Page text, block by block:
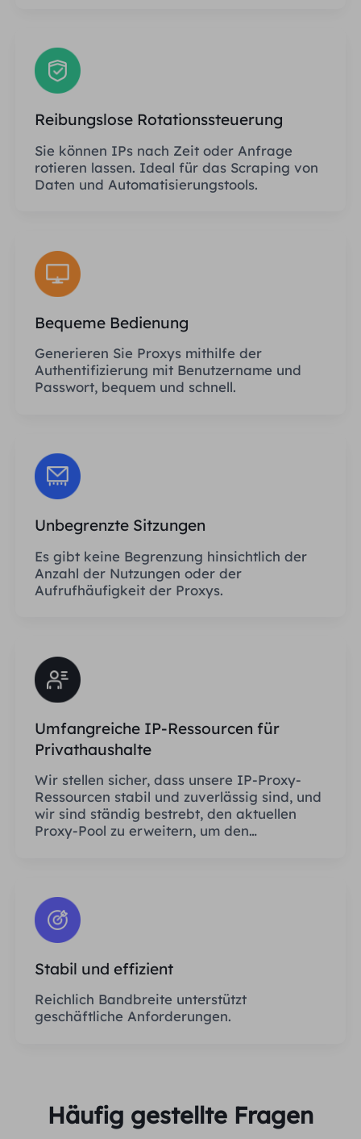
Reibungslose Rotationssteuerung
Sie können IPs nach Zeit oder Anfrage
rotieren lassen. Ideal für das Scraping von
Daten und Automatisierungstools.
Bequeme Bedienung
Generieren Sie Proxys mithilfe der
Authentifizierung mit Benutzername und
Passwort, bequem und schnell.
Unbegrenzte Sitzungen
Es gibt keine Begrenzung hinsichtlich der
Anzahl der Nutzungen oder der
Aufrufhäufigkeit der Proxys.
Umfangreiche IP-Ressourcen für
Privathaushalte
Wir stellen sicher, dass unsere IP-Proxy-
Ressourcen stabil und zuverlässig sind, und
wir sind ständig bestrebt, den aktuellen
Proxy-Pool zu erweitern, um den
Stabil und effizient
Reichlich Bandbreite unterstützt
geschäftliche Anforderungen.
Häufig gestellte Fragen